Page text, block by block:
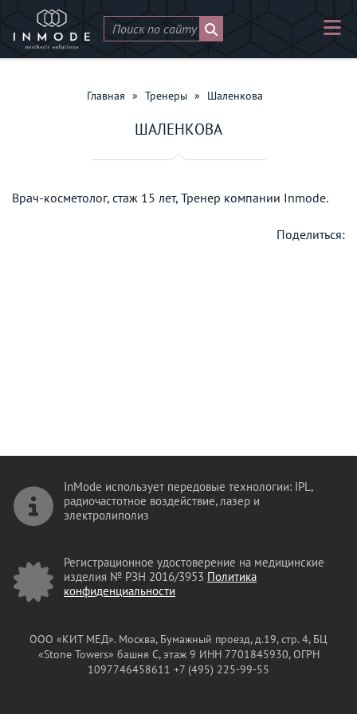
Главная » Тренеры » Шаленкова
ШАЛЕНКОВА
Врач-косметолог, стаж 15 лет, Тренер компании Inmode.
Поделиться:
InMode использует передовые технологии: IPL,
радиочастотное воздействие, лазер и
электролиполиз
Регистрационное удостоверение на медицинские
изделия № РЗН 2016/3953 Политика
конфиденциальности
ООО «КИТ МЕД». Москва, Бумажный проезд, д.19, стр. 4, БЦ
«Stone Towers» башня C, этаж 9 ИНН 7701845930, ОГРН
1097746458611 +7 (495) 225-99-55